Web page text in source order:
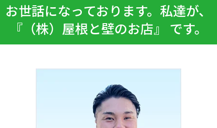
お世話になっております。私達が、
『（株）屋根と壁のお店』 です。